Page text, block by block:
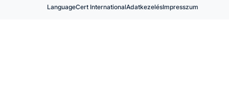
LanguageCert InternationalAdatkezelésImpresszum